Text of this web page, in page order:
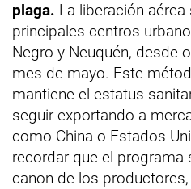
plaga. La liberación
principales centros
Negro y Neuquén, desde
mes de mayo. Este
mantiene el estatus
seguir exportando a
como China o Estados
recordar que el programa
canon de los